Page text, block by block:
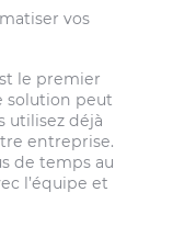
vos
le premier
solution peut
utilisez déjà
entreprise.
de temps au
l’équipe et